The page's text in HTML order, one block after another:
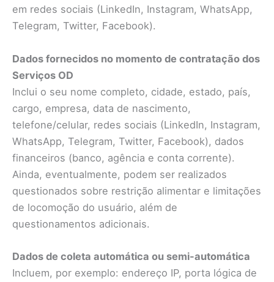
em redes sociais (LinkedIn, Instagram, WhatsApp,
Telegram, Twitter, Facebook).
Dados fornecidos no momento de contratação dos
Serviços OD
Inclui o seu nome completo, cidade, estado, país,
cargo, empresa, data de nascimento,
telefone/celular, redes sociais (LinkedIn, Instagram,
WhatsApp, Telegram, Twitter, Facebook), dados
financeiros (banco, agência e conta corrente).
Ainda, eventualmente, podem ser realizados
questionados sobre restrição alimentar e limitações
de locomoção do usuário, além de
questionamentos adicionais.
Dados de coleta automática ou semi-automática
Incluem, por exemplo: endereço IP, porta lógica de